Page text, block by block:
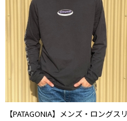
【PATAGONIA】メンズ・ロングスリ